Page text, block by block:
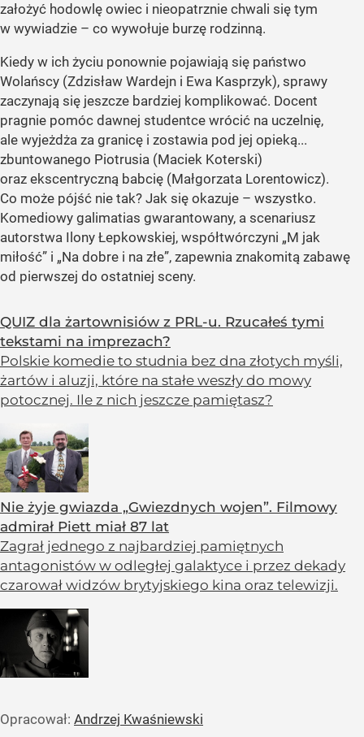
założyć hodowlę owiec i nieopatrznie chwali się tym
w wywiadzie – co wywołuje burzę rodzinną.
Kiedy w ich życiu ponownie pojawiają się państwo
Wolańscy (Zdzisław Wardejn i Ewa Kasprzyk), sprawy
zaczynają się jeszcze bardziej komplikować. Docent
pragnie pomóc dawnej studentce wrócić na uczelnię,
ale wyjeżdża za granicę i zostawia pod jej opieką...
zbuntowanego Piotrusia (Maciek Koterski)
oraz ekscentryczną babcię (Małgorzata Lorentowicz).
Co może pójść nie tak? Jak się okazuje – wszystko.
Komediowy galimatias gwarantowany, a scenariusz
autorstwa Ilony Łepkowskiej, współtwórczyni „M jak
miłość” i „Na dobre i na złe”, zapewnia znakomitą zabawę
od pierwszej do ostatniej sceny.
QUIZ dla żartownisiów z PRL-u. Rzucałeś tymi
tekstami na imprezach?
Polskie komedie to studnia bez dna złotych myśli,
żartów i aluzji, które na stałe weszły do mowy
potocznej. Ile z nich jeszcze pamiętasz?
Nie żyje gwiazda „Gwiezdnych wojen”. Filmowy
admirał Piett miał 87 lat
Zagrał jednego z najbardziej pamiętnych
antagonistów w odległej galaktyce i przez dekady
czarował widzów brytyjskiego kina oraz telewizji.
Opracował: Andrzej Kwaśniewski